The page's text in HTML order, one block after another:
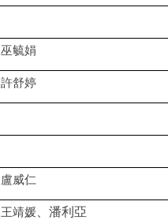
巫毓娟
許舒婷
盧威仁
王靖媛、潘利亞